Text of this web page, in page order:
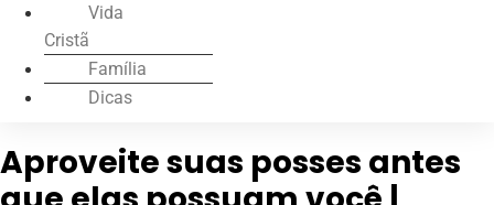
Vida
Cristã
Família
Dicas
Aproveite suas posses antes